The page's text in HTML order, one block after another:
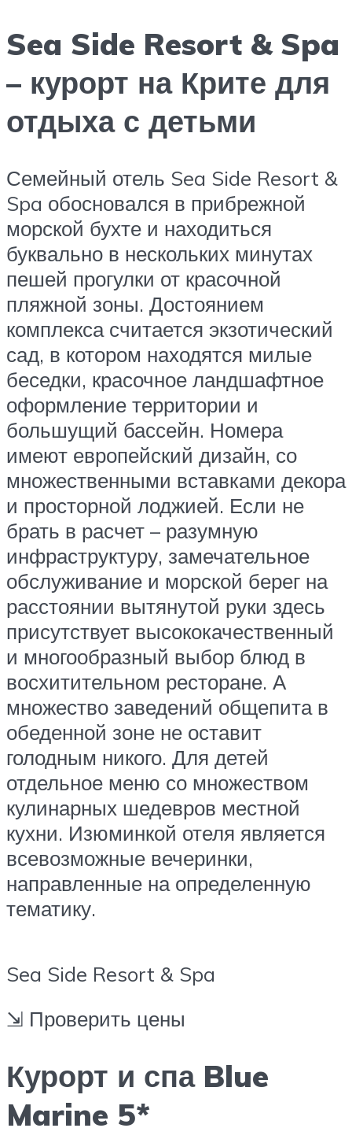
Sea Side Resort & Spa
– курорт на Крите для
отдыха с детьми
Семейный отель Sea Side Resort &
Spa обосновался в прибрежной
морской бухте и находиться
буквально в нескольких минутах
пешей прогулки от красочной
пляжной зоны. Достоянием
комплекса считается экзотический
сад, в котором находятся милые
беседки, красочное ландшафтное
оформление территории и
большущий бассейн. Номера
имеют европейский дизайн, со
множественными вставками декора
и просторной лоджией. Если не
брать в расчет – разумную
инфраструктуру, замечательное
обслуживание и морской берег на
расстоянии вытянутой руки здесь
присутствует высококачественный
и многообразный выбор блюд в
восхитительном ресторане. А
множество заведений общепита в
обеденной зоне не оставит
голодным никого. Для детей
отдельное меню со множеством
кулинарных шедевров местной
кухни. Изюминкой отеля является
всевозможные вечеринки,
направленные на определенную
тематику.
Sea Side Resort & Spa
⇲ Проверить цены
Курорт и спа Blue
Marine 5*